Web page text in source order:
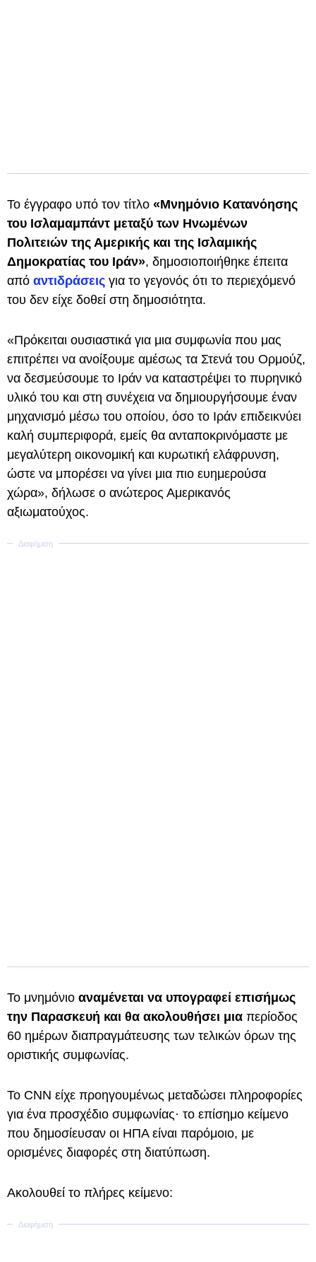
Το έγγραφο υπό τον τίτλο «Μνημόνιο Κατανόησης
του Ισλαμαμπάντ μεταξύ των Ηνωμένων
Πολιτειών της Αμερικής και της Ισλαμικής
Δημοκρατίας του Ιράν», δημοσιοποιήθηκε έπειτα
από αντιδράσεις για το γεγονός ότι το περιεχόμενό
του δεν είχε δοθεί στη δημοσιότητα.
«Πρόκειται ουσιαστικά για μια συμφωνία που μας
επιτρέπει να ανοίξουμε αμέσως τα Στενά του Ορμούζ,
να δεσμεύσουμε το Ιράν να καταστρέψει το πυρηνικό
υλικό του και στη συνέχεια να δημιουργήσουμε έναν
μηχανισμό μέσω του οποίου, όσο το Ιράν επιδεικνύει
καλή συμπεριφορά, εμείς θα ανταποκρινόμαστε με
μεγαλύτερη οικονομική και κυρωτική ελάφρυνση,
ώστε να μπορέσει να γίνει μια πιο ευημερούσα
χώρα», δήλωσε ο ανώτερος Αμερικανός
αξιωματούχος.
Το μνημόνιο αναμένεται να υπογραφεί επισήμως
την Παρασκευή και θα ακολουθήσει μια περίοδος
60 ημέρων διαπραγμάτευσης των τελικών όρων της
οριστικής συμφωνίας.
Το CNN είχε προηγουμένως μεταδώσει πληροφορίες
για ένα προσχέδιο συμφωνίας· το επίσημο κείμενο
που δημοσίευσαν οι ΗΠΑ είναι παρόμοιο, με
ορισμένες διαφορές στη διατύπωση.
Ακολουθεί το πλήρες κείμενο: